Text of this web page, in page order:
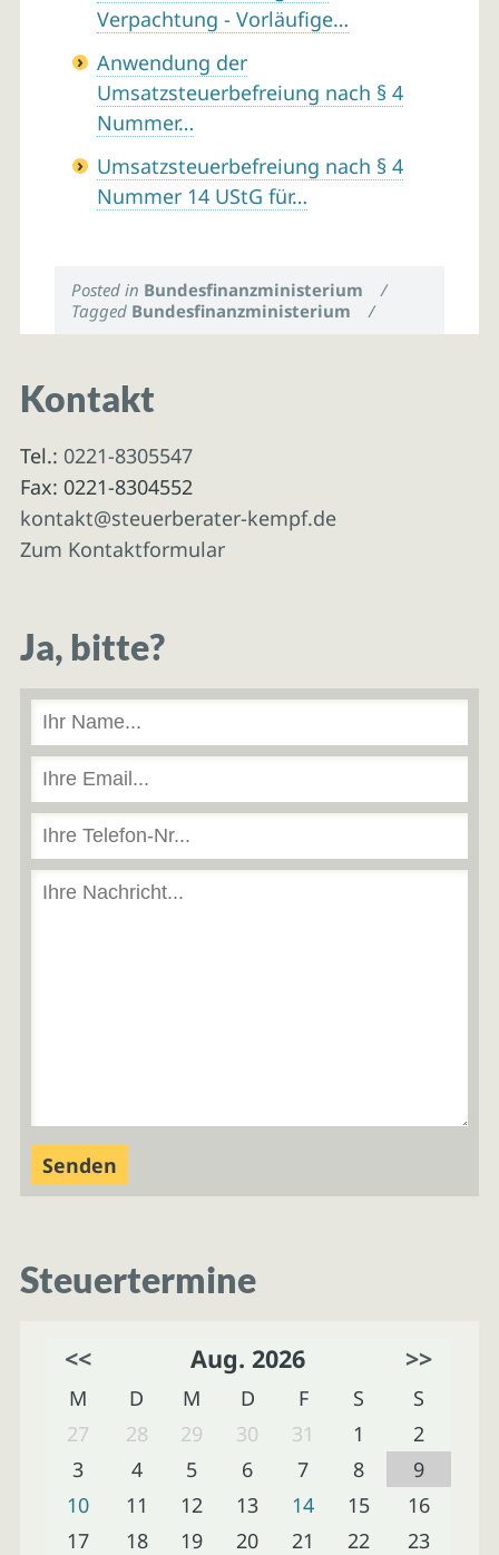
Verpachtung - Vorläufige…
Anwendung der
Umsatzsteuerbefreiung nach § 4
Nummer…
Umsatzsteuerbefreiung nach § 4
Nummer 14 UStG für…
Posted in Bundesfinanzministerium
/
Tagged Bundesfinanzministerium /
Kontakt
Tel.: 0221-8305547
Fax: 0221-8304552
kontakt@steuerberater-kempf.de
Zum Kontaktformular
Ja, bitte?
Steuertermine
<< Aug. 2026 >>
M D M D F S
S
27
28 29 30 31 1
2
3
4 5 6 7 8
9
10
11 12 13 14 15
16
17
18 19 20 21 22
23